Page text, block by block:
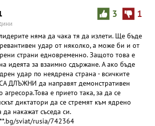
3 1
няма да чака тя да излети. Ще бъде
удар от няколко, а може би и от
страни едновременно. Защото това е
идеята за взаимно сдържане. А ако бъде
удар по неядрена страна - всичките
ДЛЪЖНИ да направят демонстративен
агресора.Това е прието така, за да се
диктатори да се стремят към ядрено
да накажат съседа си.
sviat/rusia/742364